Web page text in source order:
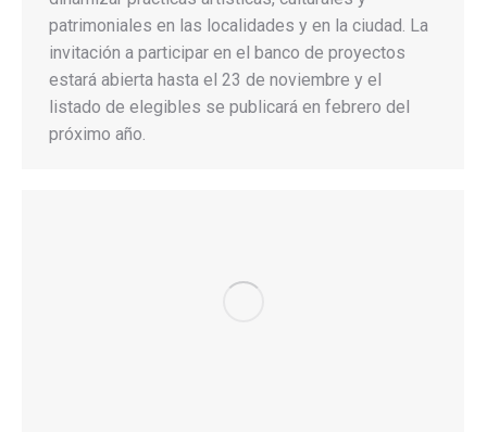
patrimoniales en las localidades y en la ciudad. La
invitación a participar en el banco de proyectos
estará abierta hasta el 23 de noviembre y el
listado de elegibles se publicará en febrero del
próximo año.